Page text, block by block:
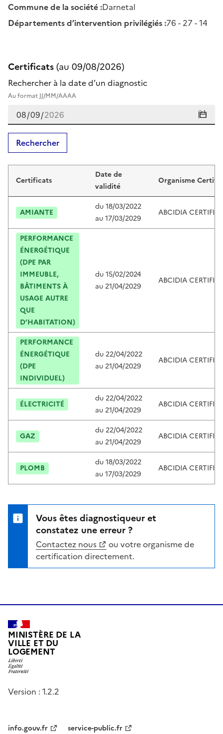
Commune de la société:Darnetal
Départements d’intervention privilégiés:76 - 27 - 14
Certificats(au 09/08/2026)
Rechercher à la date d’un diagnostic
Au format JJ/MM/AAAA
Rechercher
Certificats de stéphane dejardin
Certificats
Date de
validité
Organisme
AMIANTE
du18/03/2022
au17/03/2029
ABCIDIA
PERFORMANCE
ÉNERGÉTIQUE
(DPE PAR
IMMEUBLE,
BÂTIMENTS À
USAGE AUTRE
QUE
D’HABITATION)
du15/02/2024
au 21/04/2029
ABCIDIA
PERFORMANCE
ÉNERGÉTIQUE
(DPE
INDIVIDUEL)
du 22/04/2022
au 21/04/2029
ABCIDIA
ÉLECTRICITÉ
du 22/04/2022
au 21/04/2029
ABCIDIA
GAZ
du 22/04/2022
au 21/04/2029
ABCIDIA
PLOMB
du18/03/2022
au17/03/2029
ABCIDIA
Vous êtes diagnostiqueur et
constatez une erreur ?
Contactez nous
ou votre organisme de
certification directement.
MINISTÈRE DE LA
VILLE ET DU
LOGEMENT
Version : 1.2.2
info.gouv.fr service-public.fr